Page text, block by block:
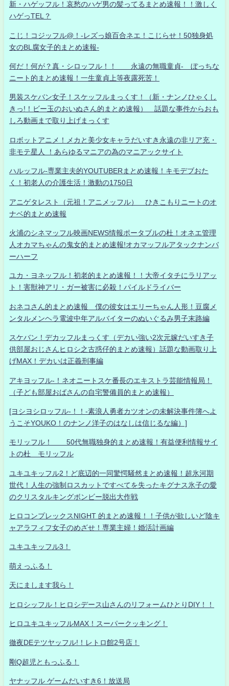
新・ハゲッフル！哀愁のハゲ男の髪ってるまとめ速報！！激しく
ハゲっTEL？
こじ！コジッフル@！-レズっ娘百合ネエ！こじらせ！50独身処
女のBL腐女子的まとめ速報-
何だ！何が？真・シロッフル！！ 永遠の無職童貞- ぼっちな
ニート的まとめ速報！一生童貞上等夜露死苦！
男装スケバン女子！スケッフルまっくす！（新・ナンノひゃくし
きっ!！ビー玉のおいぬさん的まとめ速報） 話題な事件からおも
しろ動画まで取り上げまっくす
ロボットアニメ！メカと美少女キャラだいすき永遠の非リア充・
非モテ星人 ！あらゆるマニアの為のマニアックサイト
ハルッフル-専業主夫的YOUTUBERまとめ速報！キモデブおた
く！初老人の介護生活！激動の1750日
アニゲタレスト（元祖！アニメッフル） ひきこもりニートのオ
ナベ的まとめ速報
火浦のシネマッフル映画NEWS情報ポータブルの杜！オネエ管理
人オカマちゃんの鬼女的まとめ速報!オカマッフルアタックナンバ
ーハーフ
ユカ・ヨネッフル！初老的まとめ速報！！大帝イタチにラリアッ
ト！害獣神アリ・ガー被害に必殺！パイルドライバー
おネコさん的まとめ速報 僕の彼女はエリーちゃん人形！豆腐メ
ンタルメンヘラ電波中年アルバイターのぬいぐるみ男子末路編
スケバン！デカッフルまっくす（デカい強い2次元嫁だいすき子
供部屋おじさんヒロシ之古惑仔的まとめ速報）話題な動画取り上
げMAX！デカいは正義刑事編
アキヨッフル-！ネオニートスケ番長のエキストラ芸能情報局！
（子ども部屋おばさんの自宅警備員的まとめ速報）
[ヨシヨシロッフル-！！-素浪人勇者カツオンの未解決事件簿へよ
うこそYOUKO！のナンノ洋子のはなしは信じるな編）]
モリッフル！ 50代無職独身的まとめ速報！有益便利情報サイ
トの杜 モリッフル
ユキユキッフル2！ど底辺的一同驚愕騒然まとめ速報！超氷河期
世代！人生の強制ロスカットですべてを失ったキグナス氷子の愛
のクリスタルキングボンビー脱出大作戦
ヒロコンプレックスNIGHT 的まとめ速報！！子供が欲しいど陰キ
ャアラフィフ女子のめざせ！専業主婦！婚活計画編
ユキユキッフル3！
萌えっふる！
天にまします我ら！
ヒロシッフル！ヒロシデース山さんのリフォームひとりDIY！！
ヒロユキユキッフルMAX！スーパークッキング！
徹夜DEテツヤッフル!！レトロ館2号店！
剛Q超児ともっふる！
ヤナッフル ゲームだいすき6！放送局